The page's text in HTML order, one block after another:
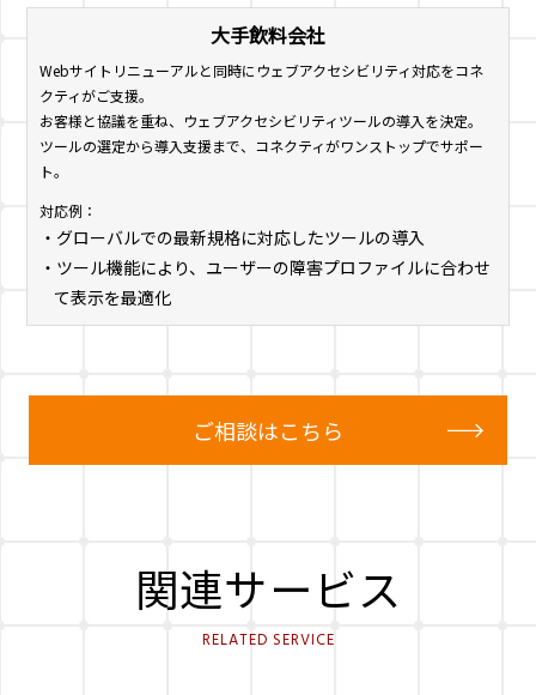
大手飲料会社
Webサイトリニューアルと同時にウェブアクセシビリティ対応をコネ
クティがご支援。
お客様と協議を重ね、ウェブアクセシビリティツールの導入を決定。
ツールの選定から導入支援まで、コネクティがワンストップでサポー
ト。
対応例：
・グローバルでの最新規格に対応したツールの導入
・ツール機能により、ユーザーの障害プロファイルに合わせ
て表示を最適化
ご相談はこちら
関連サービス
RELATED SERVICE